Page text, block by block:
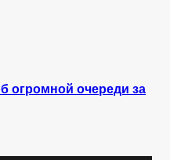
огромной очереди за